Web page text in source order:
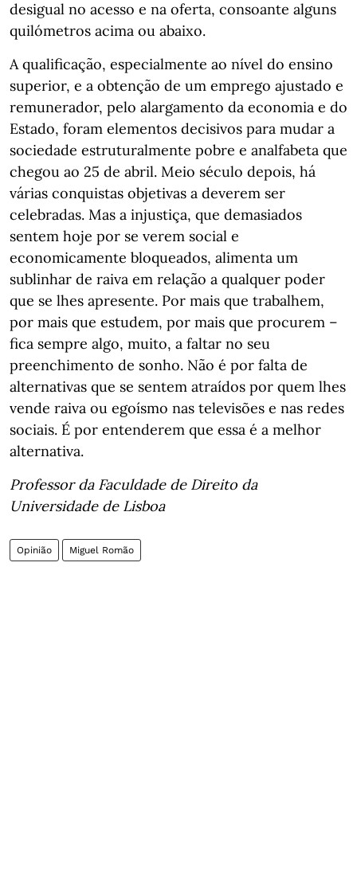
desigual no acesso e na oferta, consoante alguns
quilómetros acima ou abaixo.
A qualificação, especialmente ao nível do ensino
superior, e a obtenção de um emprego ajustado e
remunerador, pelo alargamento da economia e do
Estado, foram elementos decisivos para mudar a
sociedade estruturalmente pobre e analfabeta que
chegou ao 25 de abril. Meio século depois, há
várias conquistas objetivas a deverem ser
celebradas. Mas a injustiça, que demasiados
sentem hoje por se verem social e
economicamente bloqueados, alimenta um
sublinhar de raiva em relação a qualquer poder
que se lhes apresente. Por mais que trabalhem,
por mais que estudem, por mais que procurem –
fica sempre algo, muito, a faltar no seu
preenchimento de sonho. Não é por falta de
alternativas que se sentem atraídos por quem lhes
vende raiva ou egoísmo nas televisões e nas redes
sociais. É por entenderem que essa é a melhor
alternativa.
Professor da Faculdade de Direito da
Universidade de Lisboa
Opinião Miguel Romão